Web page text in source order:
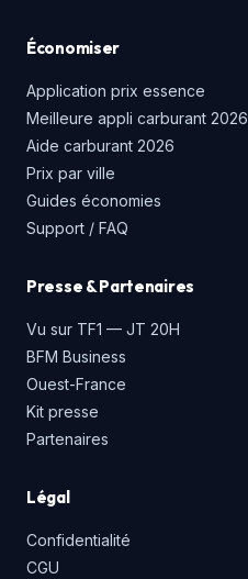
Économiser
Application prix essence
Meilleure appli carburant 2026
Aide carburant 2026
Prix par ville
Guides économies
Support / FAQ
Presse & Partenaires
Vu sur TF1 — JT 20H
BFM Business
Ouest-France
Kit presse
Partenaires
Légal
Confidentialité
CGU